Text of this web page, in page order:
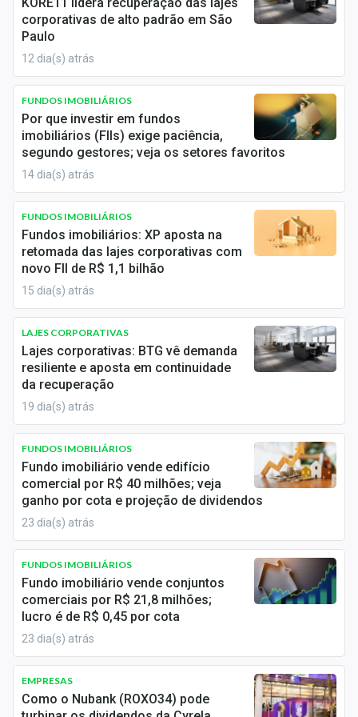
Economia
Empresas
Brasil
Política
Especiais
Internacional
Marketing
Tecnologia
Conteúdo de Marca
Sobre
Expediente
Contato
cotas de um FII desse tipo, o investidor passa a ter
participação em um portfólio de imóveis comerciais
sem a necessidade de comprar ou gerenciar
diretamente esses ativos.
A gestão do fundo é feita por profissionais
especializados, que buscam otimizar a ocupação das
lajes, minimizando ataxa de vacânciae garantindo a
manutenção e valorização dos imóveis.
Esses fundos geram receita por meio da locação das
lajes corporativas para empresas, repassando os
lucros sob a forma dedividendosaos cotistas. Além
disso, os FIIs permitem adiversificaçãoda carteira
de investimentos, já que o investidor pode ter
exposição a um conjunto de lajes corporativas em
diferentes localizações e mercados, diluindo o risco.
Quais as vantagens de investir em Lajes Corporativas?
Investir em lajes corporativas, seja diretamente ou por
meio deFIIs
investidores:
Diversificação
: ao investir em lajes corporativas, o
investidor diversifica sua exposição no mercado
imobiliário, especialmente se optar por FIIs que
investem em múltiplos ativos, incluindo galpões
logísticos e outros tipos de imóveis comerciais.
Rendimentos consistentes
: a locação de lajes
corporativas costuma gerar uma fonte de renda
estável, já que grandes empresas tendem a manter
contratos de longo prazo. Isso resulta em uma
geração contínua de dividendos para os cotistas
dos FIIs.
Valorização dos imóveis: imóveis bem
corporativas de alto padrão em São
Paulo
12 dia(s) atrás
FUNDOS IMOBILIÁRIOS
Por que investir em fundos
imobiliários (FIIs) exige paciência,
segundo gestores; veja os setores favoritos
14 dia(s) atrás
FUNDOS IMOBILIÁRIOS
Fundos imobiliários: XP aposta na
retomada das lajes corporativas com
novo FII de R$ 1,1 bilhão
15 dia(s) atrás
LAJES CORPORATIVAS
Lajes corporativas: BTG vê demanda
resiliente e aposta em continuidade
da recuperação
19 dia(s) atrás
FUNDOS IMOBILIÁRIOS
Fundo imobiliário vende edifício
comercial por R$ 40 milhões; veja
ganho por cota e projeção de dividendos
23 dia(s) atrás
FUNDOS IMOBILIÁRIOS
Fundo imobiliário vende conjuntos
comerciais por R$ 21,8 milhões;
lucro é de R$ 0,45 por cota
23 dia(s) atrás
EMPRESAS
Como o Nubank (ROXO34) pode